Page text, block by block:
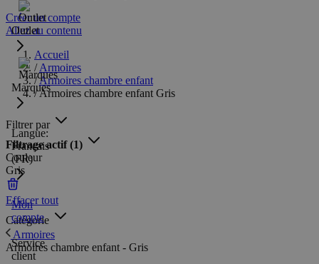
Outlet
Marques
Langue:
Français
(FR)
Mon
compte
Service
client
Créer un compte
Allez au contenu
Accueil
/ Armoires
/Armoires chambre enfant
/Armoires chambre enfant Gris
Filtrer par
Filtrage actif(1)
Couleur
Gris
Effacer tout
Catégorie
Armoires
Armoires chambre enfant - Gris